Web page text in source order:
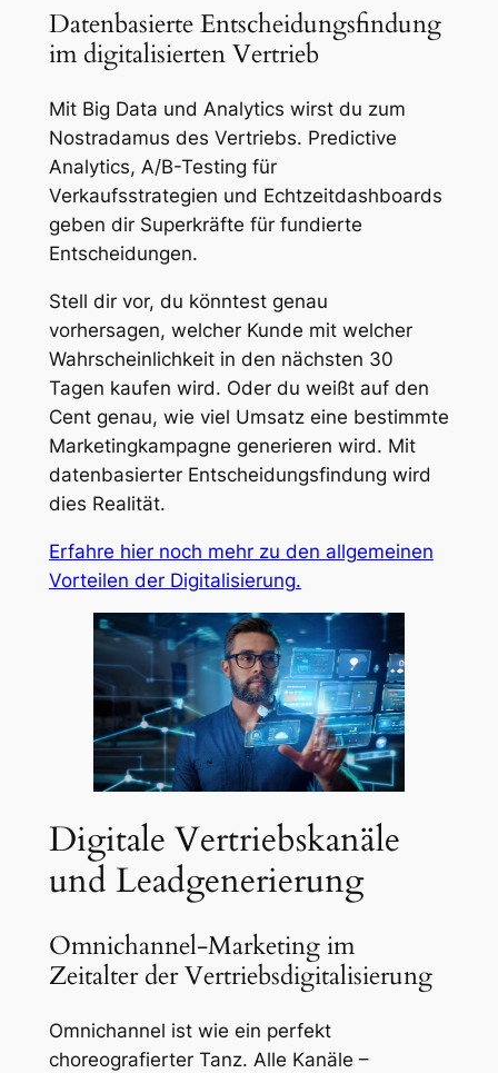
Datenbasierte Entscheidungsfindung
im digitalisierten Vertrieb
Mit Big Data und Analytics wirst du zum
Nostradamus des Vertriebs. Predictive
Analytics, A/B-Testing für
Verkaufsstrategien und Echtzeitdashboards
geben dir Superkräfte für fundierte
Entscheidungen.
Stell dir vor, du könntest genau
vorhersagen, welcher Kunde mit welcher
Wahrscheinlichkeit in den nächsten 30
Tagen kaufen wird. Oder du weißt auf den
Cent genau, wie viel Umsatz eine bestimmte
Marketingkampagne generieren wird. Mit
datenbasierter Entscheidungsfindung wird
dies Realität.
Erfahre hier noch mehr zu den allgemeinen
Vorteilen der Digitalisierung.
Digitale Vertriebskanäle
und Leadgenerierung
Omnichannel-Marketing im
Zeitalter der Vertriebsdigitalisierung
Omnichannel ist wie ein perfekt
choreografierter Tanz. Alle Kanäle –